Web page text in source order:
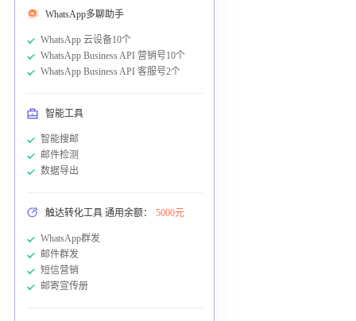
WhatsApp多聊助手
WhatsApp 云设备10个
WhatsApp Business API 营销号10个
WhatsApp Business API 客服号2个
智能工具
智能搜邮
邮件检测
数据导出
触达转化工具 通用余额： 5000元
WhatsApp群发
邮件群发
短信营销
邮寄宣传册